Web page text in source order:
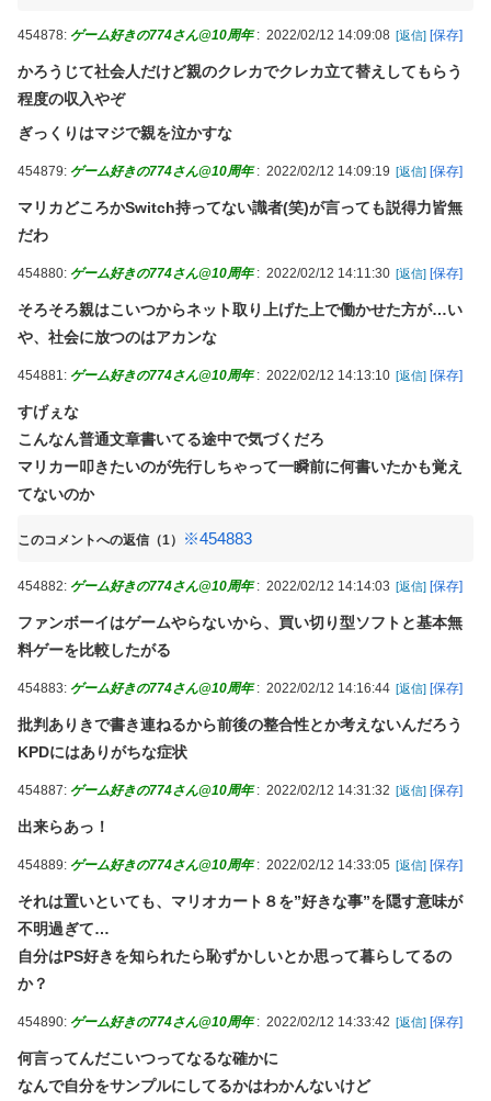
「これやってるだろ」朝一の抽選で天文学的確率が発生！？並ん
だ人とその前後で連番が出てしまう…
ヤクザの事務所の前で大声で挑発しまくっていた配信者さん、ヤ
取り転売ヤー」の高笑い
【悲報】特攻隊員、『恐ろしい事実』に気づいてしまった結
果・・・・
【偏向】東京新聞「防衛白書の表紙、なぜか笑顔の若者がアニメ
も言うのか？」
【悲報】PSvitaさん、高騰して「3万」越えになるｗｗｗｗｗ
韓国で船積みの精製油3万トンがロシア行き…異例の取引！
職場にいる高圧的な女上司が残業後に………。
【悲報】 国土交通省さん気が狂ってしまうｗｗｗｗｗｗ
【群馬】デカいNinja乗りさん、後方確認しない軽四に当てられ
てしまう。
【超絶悲報】東科大医学部卒の美人YouTuberさん、直美でコメ
流産した私にコトメ「子供がいなくなって羨ましい。優雅にお菓
子食べられるもんね」絶望する私に言い放った。その後、夫に話
して着拒＆完全絶縁←義両親がまともなのが救いだな
髪緑眼のお嬢様「クラウディア」がやっぱり可愛い！
【画像】 おま●このプラモ、工●チすぎるｗｗｗｗｗｗｗｗｗｗ
【動画】 Z世代「このアニメのOP、なんかキモくね？」ｗｗｗｗ
てしまう・・・（動画）
【試合実況】西武スタメン 先発:武内夏暉（2026.8.9）
後藤真希(40)さんが令和の現役アイドルと並んだ結果ｗｗｗｗｗ
ｗｗ
(；´ん`)「うちの兄貴、戒名を最安でお願いしたら三文字だった
わ」
パート辞めるって報告した時に迷惑だって言ってくる社員がい
【朗報】PlayStation®のキャラクターたちは、みんなで海に行く
そうですよ
て、その人の不満を言い返してしまった
一人っ子母子家庭育ちワイ(26)無職の母親が再婚するらしくて驚
愕
【モーニング娘。'26】バラライカでコサックダンスを踊る井上春
PUSHボタンが激熱だった頃のパチスロに戻りてぇよな…
車にはねられて回復したアヒル、初めて他のアヒルたちと対面
「尻尾のふりふりで泣いた」【海外の反応】
【艦これ】まさか万年乙丙鎮守府にF4U7が配備される日がこよ
454878: ゲーム好きの774さん@10周年 : 2022/02/12 14:09:08 [返信] [保存]
かろうじて社会人だけど親のクレカでクレカ立て替えしてもらう
程度の収入やぞ
ぎっくりはマジで親を泣かすな
454879: ゲーム好きの774さん@10周年 : 2022/02/12 14:09:19 [返信] [保存]
マリカどころかSwitch持ってない識者(笑)が言っても説得力皆無
だわ
454880: ゲーム好きの774さん@10周年 : 2022/02/12 14:11:30 [返信] [保存]
そろそろ親はこいつからネット取り上げた上で働かせた方が…い
や、社会に放つのはアカンな
454881: ゲーム好きの774さん@10周年 : 2022/02/12 14:13:10 [返信] [保存]
すげぇな
こんなん普通文章書いてる途中で気づくだろ
マリカー叩きたいのが先行しちゃって一瞬前に何書いたかも覚え
てないのか
このコメントへの返信（1） ※454883
454882: ゲーム好きの774さん@10周年 : 2022/02/12 14:14:03 [返信] [保存]
ファンボーイはゲームやらないから、買い切り型ソフトと基本無
料ゲーを比較したがる
454883: ゲーム好きの774さん@10周年 : 2022/02/12 14:16:44 [返信] [保存]
批判ありきで書き連ねるから前後の整合性とか考えないんだろう
KPDにはありがちな症状
454887: ゲーム好きの774さん@10周年 : 2022/02/12 14:31:32 [返信] [保存]
出来らあっ！
454889: ゲーム好きの774さん@10周年 : 2022/02/12 14:33:05 [返信] [保存]
それは置いといても、マリオカート８を”好きな事”を隠す意味が
不明過ぎて…
自分はPS好きを知られたら恥ずかしいとか思って暮らしてるの
か？
454890: ゲーム好きの774さん@10周年 : 2022/02/12 14:33:42 [返信] [保存]
何言ってんだこいつってなるな確かに
なんで自分をサンプルにしてるかはわかんないけど